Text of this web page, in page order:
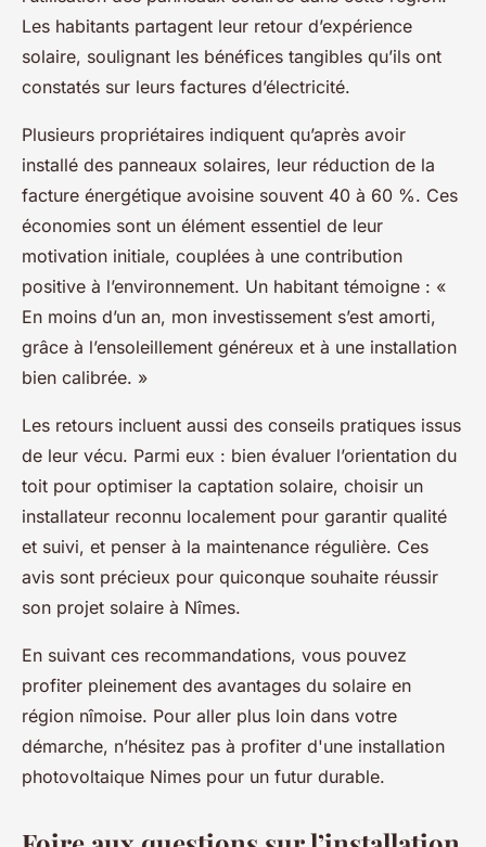
Les habitants partagent leur retour d’expérience
solaire, soulignant les bénéfices tangibles qu’ils ont
constatés sur leurs factures d’électricité.
Plusieurs propriétaires indiquent qu’après avoir
installé des panneaux solaires, leur réduction de la
facture énergétique avoisine souvent 40 à 60 %. Ces
économies sont un élément essentiel de leur
motivation initiale, couplées à une contribution
positive à l’environnement. Un habitant témoigne : «
En moins d’un an, mon investissement s’est amorti,
grâce à l’ensoleillement généreux et à une installation
bien calibrée. »
Les retours incluent aussi des conseils pratiques issus
de leur vécu. Parmi eux : bien évaluer l’orientation du
toit pour optimiser la captation solaire, choisir un
installateur reconnu localement pour garantir qualité
et suivi, et penser à la maintenance régulière. Ces
avis sont précieux pour quiconque souhaite réussir
son projet solaire à Nîmes.
En suivant ces recommandations, vous pouvez
profiter pleinement des avantages du solaire en
région nîmoise. Pour aller plus loin dans votre
démarche, n’hésitez pas à profiter d'une installation
photovoltaique Nimes pour un futur durable.